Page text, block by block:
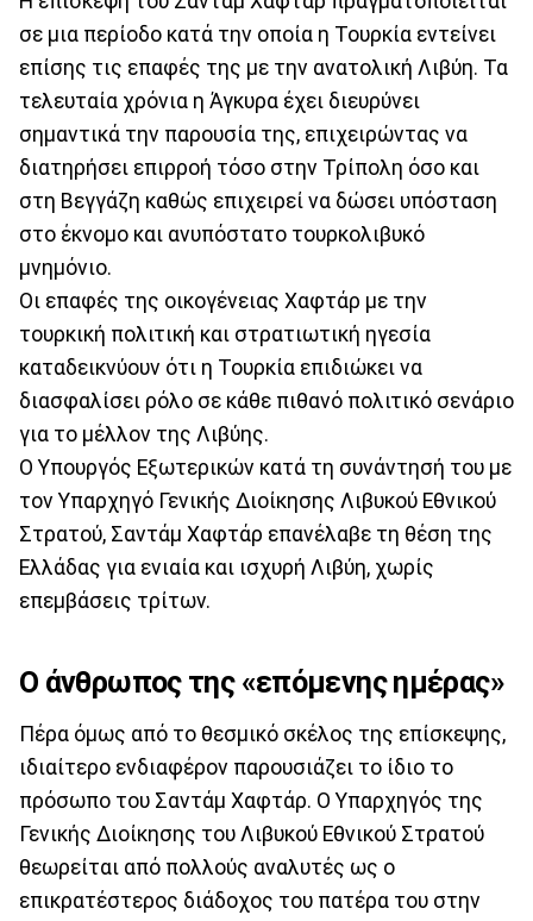
σε μια περίοδο κατά την οποία η Τουρκία εντείνει
επίσης τις επαφές της με την ανατολική Λιβύη. Τα
τελευταία χρόνια η Άγκυρα έχει διευρύνει
σημαντικά την παρουσία της, επιχειρώντας να
διατηρήσει επιρροή τόσο στην Τρίπολη όσο και
στη Βεγγάζη καθώς επιχειρεί να δώσει υπόσταση
στο έκνομο και ανυπόστατο τουρκολιβυκό
μνημόνιο.
Οι επαφές της οικογένειας Χαφτάρ με την
τουρκική πολιτική και στρατιωτική ηγεσία
καταδεικνύουν ότι η Τουρκία επιδιώκει να
διασφαλίσει ρόλο σε κάθε πιθανό πολιτικό σενάριο
για το μέλλον της Λιβύης.
Ο Υπουργός Εξωτερικών κατά τη συνάντησή του με
τον Υπαρχηγό Γενικής Διοίκησης Λιβυκού Εθνικού
Στρατού, Σαντάμ Χαφτάρ επανέλαβε τη θέση της
Ελλάδας για ενιαία και ισχυρή Λιβύη, χωρίς
επεμβάσεις τρίτων.
Ο άνθρωπος της «επόμενης ημέρας»
Πέρα όμως από το θεσμικό σκέλος της επίσκεψης,
ιδιαίτερο ενδιαφέρον παρουσιάζει το ίδιο το
πρόσωπο του Σαντάμ Χαφτάρ. Ο Υπαρχηγός της
Γενικής Διοίκησης του Λιβυκού Εθνικού Στρατού
θεωρείται από πολλούς αναλυτές ως ο
επικρατέστερος διάδοχος του πατέρα του στην